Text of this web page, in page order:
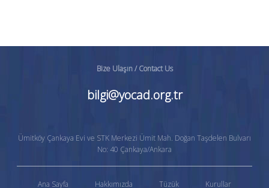
Bize Ulaşın / Contact Us
bilgi@yocad.org.tr
Ümitköy Çankaya Evi ve STK Merkezi Ümit Mah. Doğan Taşdelen Bulvarı
No: 40 Çankaya/Ankara
Ana Sayfa Hakkımızda Tüzük Kurullar